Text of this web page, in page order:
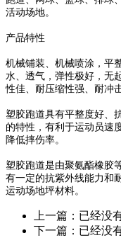
活动场地。
产品特性
机械铺装、机械喷涂，平
水、透气，弹性极好，无
性佳、耐压缩性强、耐冲
塑胶跑道具有平整度好、
的特性，有利于运动员速
降低摔伤率。
塑胶跑道是由聚氨酯橡胶
有一定的抗紫外线能力和
运动场地坪材料。
上一篇：已经没
下一篇：已经没